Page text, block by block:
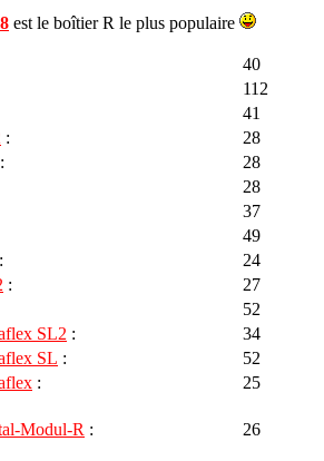
est le boîtier R le plus populaire
40
112
41
:
28
:
28
28
37
49
:
24
:
27
52
SL2 :
34
SL :
52
: 25
Modul-R : 26